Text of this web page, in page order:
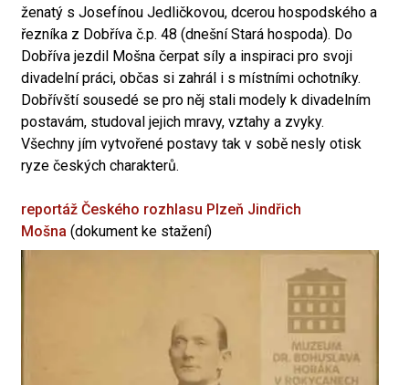
ženatý s Josefínou Jedličkovou, dcerou hospodského a
řezníka z Dobříva č.p. 48 (dnešní Stará hospoda). Do
Dobříva jezdil Mošna čerpat síly a inspiraci pro svoji
divadelní práci, občas si zahrál i s místními ochotníky.
Dobřívští sousedé se pro něj stali modely k divadelním
postavám, studoval jejich mravy, vztahy a zvyky.
Všechny jím vytvořené postavy tak v sobě nesly otisk
ryze českých charakterů.
reportáž Českého rozhlasu Plzeň Jindřich
Mošna (dokument ke stažení)